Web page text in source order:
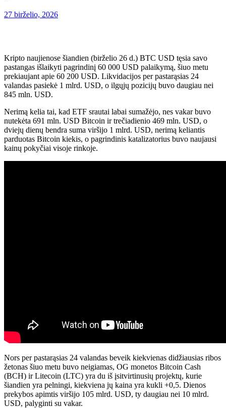
27 birželio, 2026
Kripto naujienose šiandien (birželio 26 d.) BTC USD tęsia savo
pastangas išlaikyti pagrindinį 60 000 USD palaikymą, šiuo metu
prekiaujant apie 60 200 USD. Likvidacijos per pastarąsias 24
valandas pasiekė 1 mlrd. USD, o ilgųjų pozicijų buvo daugiau nei
845 mln. USD.
Nerimą kelia tai, kad ETF srautai labai sumažėjo, nes vakar buvo
nutekėta 691 mln. USD Bitcoin ir trečiadienio 469 mln. USD, o
dviejų dienų bendra suma viršijo 1 mlrd. USD, nerimą keliantis
parduotas Bitcoin kiekis, o pagrindinis katalizatorius buvo naujausi
kainų pokyčiai visoje rinkoje.
Nors per pastarąsias 24 valandas beveik kiekvienas didžiausias ribos
žetonas šiuo metu buvo neigiamas, OG monetos Bitcoin Cash
(BCH) ir Litecoin (LTC) yra du iš įsitvirtinusių projektų, kurie
šiandien yra pelningi, kiekviena jų kaina yra kukli +0,5. Dienos
prekybos apimtis viršijo 105 mlrd. USD, ty daugiau nei 10 mlrd.
USD, palyginti su vakar.